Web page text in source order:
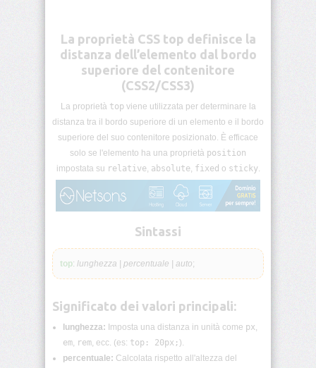
CSS
classi
elementi
CSS
Unità
Funzioni
CSS
Browser
CSS
La proprietà CSS top definisce la
distanza dell’elemento dal bordo
superiore del contenitore
(CSS2/CSS3)
La proprietà topviene utilizzata per determinare la
distanza tra il bordo superiore di un elemento e il bordo
superiore del suo contenitore posizionato. È efficace
solo se l'elemento ha una proprietà position
impostata su relative, absolute, fixed o sticky.
Sintassi
top: lunghezza | percentuale | auto;
Significato dei valori principali:
lunghezza: Imposta una distanza in unità come px,
em, rem, ecc. (es: top: 20px; ).
percentuale: Calcolata rispetto all'altezza del